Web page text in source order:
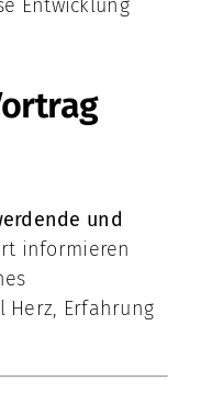
Entwicklung
und
informieren
Herz, Erfahrung